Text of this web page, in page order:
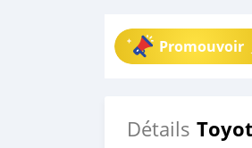
Promouvoir
Détails